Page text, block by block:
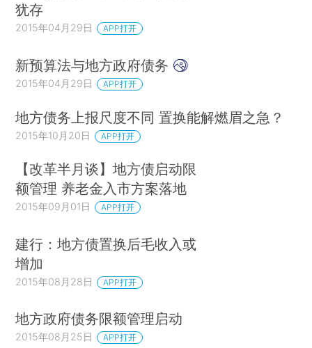
犹存
2015年04月29日 APP打开
新预算法与地方政府债务
2015年04月29日 APP打开
地方债务上报尺度不同 置换能解燃眉之急？
2015年10月20日 APP打开
【改革半月谈】地方债启动限
额管理 养老金入市方案落地
2015年09月01日 APP打开
建行：地方债置换后毛收入或
增加
2015年08月28日 APP打开
地方政府债务限额管理启动
2015年08月25日 APP打开